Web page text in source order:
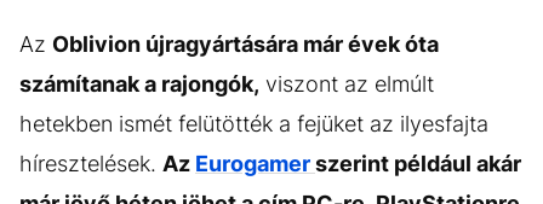
Az Oblivion újragyártására már évek óta
számítanak a rajongók, viszont az elmúlt
hetekben ismét felütötték a fejüket az ilyesfajta
híresztelések. Az Eurogamerszerint például akár